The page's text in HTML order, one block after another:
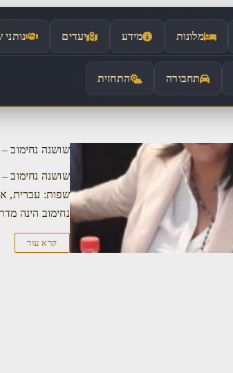
מלונות מידע יעדים נותני
תחבורה התחזית
שושנה נחימוב
שושנה נחימוב
שפות: עברית,
נחימוב הינה
קרא עוד